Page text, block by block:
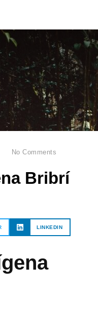
No Comments
Bribrí
LINKEDIN